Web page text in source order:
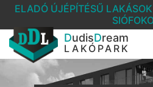
ELADÓ ÚJÉPÍTÉSŰ
DudisDream
LAKÓPARK